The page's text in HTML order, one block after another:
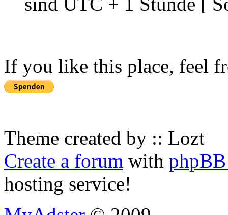
If you like this place, feel
Theme created by :: Lozt
Create a forum with
hosting service!